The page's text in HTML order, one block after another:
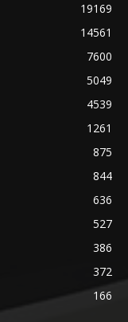
19169
14561
7600
5049
4539
1261
875
844
636
527
386
372
166